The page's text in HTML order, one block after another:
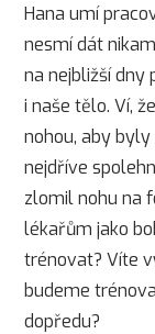
Hana umí
nesmí dát
na nejbližší dny
i naše tělo. Ví,
nohou, aby byly
nejdříve
zlomil nohu na
lékařům jako
trénovat? Víte
budeme
dopředu?